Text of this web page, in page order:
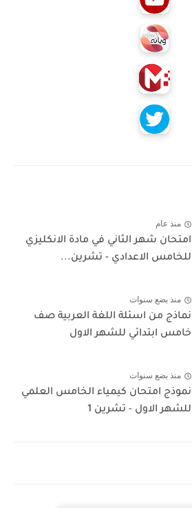
منذ عام
امتحان شهر الثاني في مادة الانكليزي
للخامس الاعدادي - تشرين...
منذ بضع سنوات
نماذج من اسئلة اللغة العربية صف
خامس ابتدائي للشهر الاول
منذ بضع سنوات
نموذج امتحان كيمياء الخامس العلمي
للشهر الاول - تشرين 1